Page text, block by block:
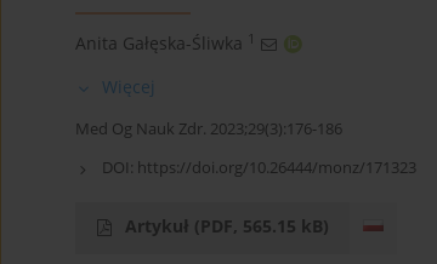
Anita Gałęska-Śliwka 1
Więcej
Med Og Nauk Zdr. 2023;29(3):176-186
DOI: https://doi.org/10.26444/monz/171323
Artykuł (PDF, 565.15 kB)